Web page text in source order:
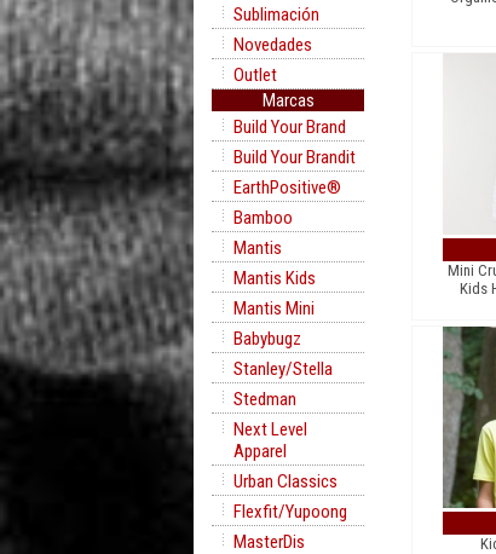
Sublimación
Novedades
Outlet
Marcas
Build Your Brand
Build Your Brandit
EarthPositive®
Bamboo
Mantis
Mantis Kids
Mantis Mini
Babybugz
Stanley/Stella
Stedman
Next Level
Apparel
Urban Classics
Flexfit/Yupoong
MasterDis
Mini
Kids